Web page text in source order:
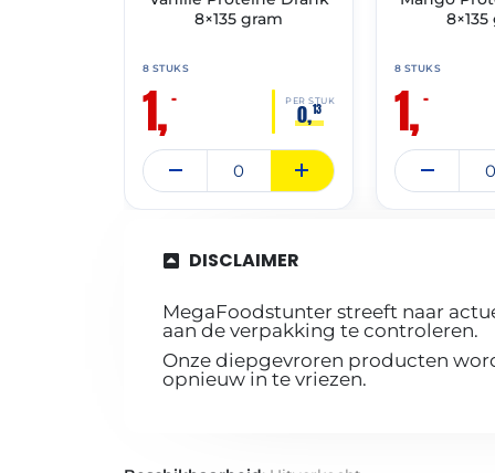
8×135 gram
8 STUKS
1,– PER STUK
0,13
8 STUKS
1,–
DISCLAIMER
MegaFoodstunter streeft naar
aan de verpakking te controleren.
Onze diepgevroren producten
opnieuw in te vriezen.